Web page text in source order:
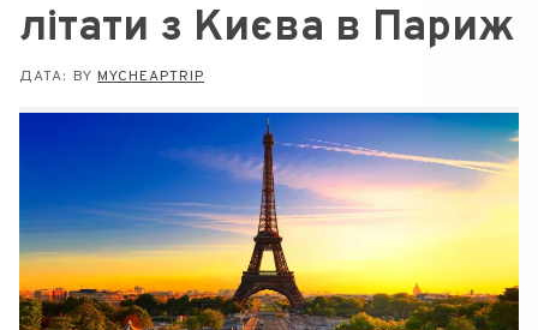
літати з Києва в Париж
ДАТА: BY MYCHEAPTRIP